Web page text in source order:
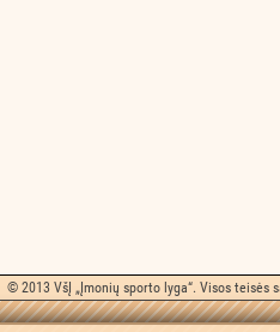
© 2013 VšĮ „Įmonių sporto lyga“. Visos